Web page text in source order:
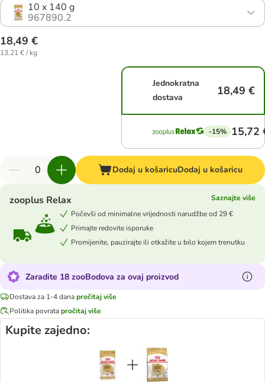
10 x 140 g
967890.2
18,49 €
13,21 € / kg
Jednokratna
dostava
18,49 €
-15% 15,72
Dodaj u košaricuDodaj u košaricu
zooplus Relax
Saznajte više
Počevši od minimalne vrijednosti narudžbe od 29 €
Primajte redovite isporuke
Promijenite, pauzirajte ili otkažite u bilo kojem trenutku
Zaradite 18 zooBodova za ovaj proizvod
Dostava za 1-4 danapročitaj više
Politika povratapročitaj više
Kupite zajedno: